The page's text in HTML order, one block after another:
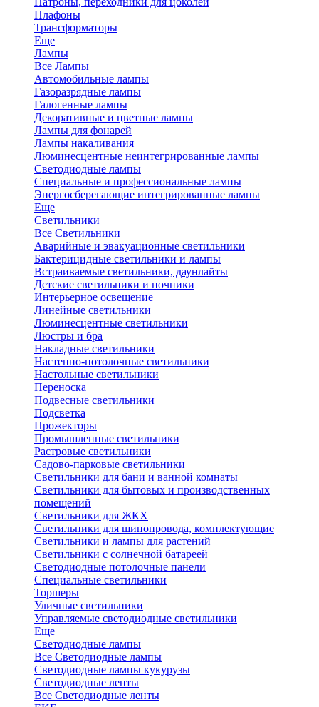
Плафоны
Трансформаторы
Еще
Лампы
Все Лампы
Автомобильные лампы
Газоразрядные лампы
Галогенные лампы
Декоративные и цветные лампы
Лампы для фонарей
Лампы накаливания
Люминесцентные неинтегрированные лампы
Светодиодные лампы
Специальные и профессиональные лампы
Энергосберегающие интегрированные лампы
Еще
Светильники
Все Светильники
Аварийные и эвакуационные светильники
Бактерицидные светильники и лампы
Встраиваемые светильники, даунлайты
Детские светильники и ночники
Интерьерное освещение
Линейные светильники
Люминесцентные светильники
Люстры и бра
Накладные светильники
Настенно-потолочные светильники
Настольные светильники
Переноска
Подвесные светильники
Подсветка
Прожекторы
Промышленные светильники
Растровые светильники
Садово-парковые светильники
Светильники для бани и ванной комнаты
Светильники для бытовых и производственных
помещений
Светильники для ЖКХ
Светильники для шинопровода, комплектующие
Светильники и лампы для растений
Светильники с солнечной батареей
Светодиодные потолочные панели
Специальные светильники
Торшеры
Уличные светильники
Управляемые светодиодные светильники
Еще
Светодиодные лампы
Все Светодиодные лампы
Светодиодные лампы кукурузы
Светодиодные ленты
Все Светодиодные ленты